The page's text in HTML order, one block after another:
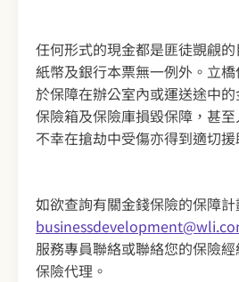
任何形式的現金都是匪徒覬覦的
紙幣及銀行本票無一例外。立
於保障在辦公室內或運送途中
保險箱及保險庫損毀保障，甚
不幸在搶劫中受傷亦得到適切援
如欲查詢有關金錢保險的保障
服務專員聯絡或聯絡您的保險
保險代理。